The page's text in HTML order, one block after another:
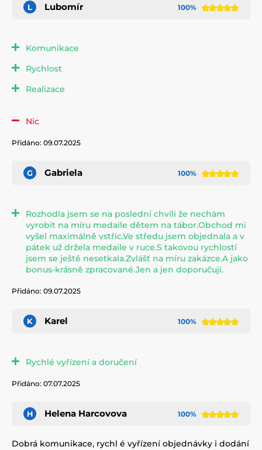
L Lubomír 100%
Komunikace
Rychlost
Realizace
Nic
Přidáno: 09.07.2025
G Gabriela 100%
Rozhodla jsem se na poslední chvíli že nechám
vyrobit na míru medaile dětem na tábor.Obchod mi
vyšel maximálně vstříc.Ve středu jsem objednala a v
pátek už držela medaile v ruce.S takovou rychlostí
jsem se ještě nesetkala.Zvlášť na míru zakázce.A jako
bonus-krásně zpracované.Jen a jen doporučuji.
Přidáno: 09.07.2025
K Karel 100%
Rychlé vyřízení a doručení
Přidáno: 07.07.2025
H Helena Harcovova 100%
Dobrá komunikace, rychl é vyřízení objednávky i dodání